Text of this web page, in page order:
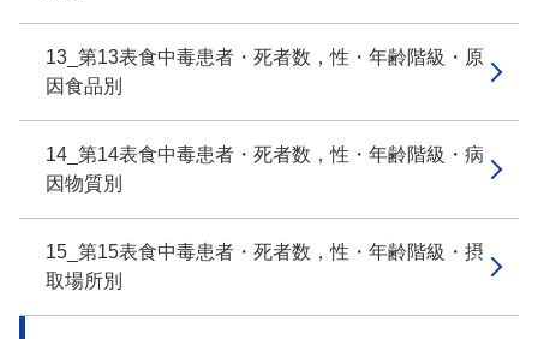
13_第13表食中毒患者・死者数，性・年齢階級・原
因食品別
14_第14表食中毒患者・死者数，性・年齢階級・病
因物質別
15_第15表食中毒患者・死者数，性・年齢階級・摂
取場所別